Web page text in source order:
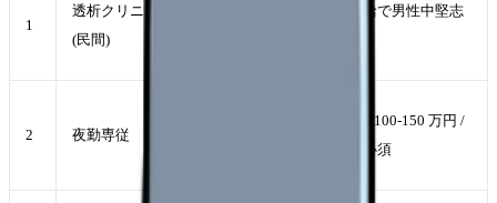
1
透析クリニック
(民間)
定時 + 高給で男性中堅志
2 夜勤専従
夜勤手当 +100-150 万円 /
健康管理必須